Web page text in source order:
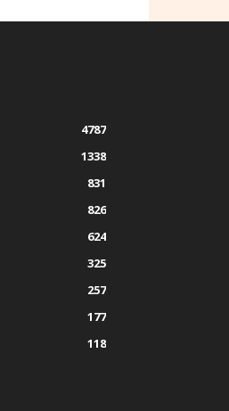
4787
1338
831
826
624
325
257
177
118